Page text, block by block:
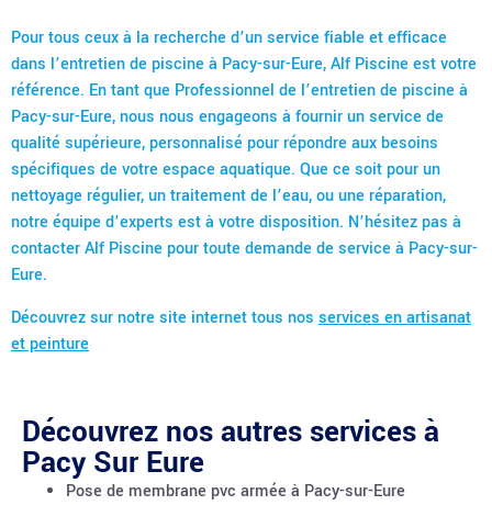
Pour tous ceux à la recherche d’un service fiable et efficace
dans l’entretien de piscine à Pacy-sur-Eure, Alf Piscine est votre
référence. En tant que Professionnel de l’entretien de piscine à
Pacy-sur-Eure, nous nous engageons à fournir un service de
qualité supérieure, personnalisé pour répondre aux besoins
spécifiques de votre espace aquatique. Que ce soit pour un
nettoyage régulier, un traitement de l’eau, ou une réparation,
notre équipe d’experts est à votre disposition. N’hésitez pas à
contacter Alf Piscine pour toute demande de service à Pacy-sur-
Eure.
Découvrez sur notre site internet tous nos services en artisanat
et peinture
Découvrez nos autres services à
Pacy Sur Eure
Pose de membrane pvc armée à Pacy-sur-Eure